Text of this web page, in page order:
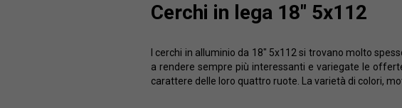
Cerchi in lega 18" 5x112
I cerchi in alluminio da 18" 5x112 si trovano molto
a rendere sempre più interessanti e variegate le
carattere delle loro quattro ruote. La varietà di colori,